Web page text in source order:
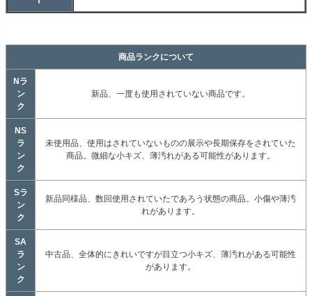
商品ランクについて
Nラ
ン
ク
新品、一度も使用されていない商品です。
NS
ラ
ン
ク
未使用品、使用はされていないものの展示や長期保存をされていた
商品。微細な小キズ、薄汚れがある可能性があります。
Sラ
ン
ク
新品同様品、数回使用されていたであろう状態の商品。小傷や薄汚
れがあります。
SA
ラ
ン
ク
中古品、全体的にきれいですが目立つ小キズ、薄汚れがある可能性
があります。